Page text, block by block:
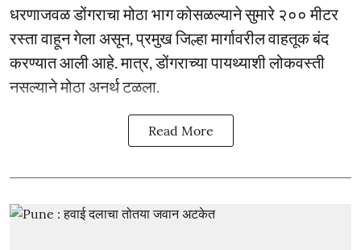
धरणाजवळ डोंगराचा मोठा भाग कोसळल्याने सुमारे २०० मीटर
रस्ता वाहून गेला असून, प्रमुख जिल्हा मार्गावरील वाहतूक बंद
करण्यात आली आहे. मात्र, डोंगराच्या पायथ्याशी लोकवस्ती
नसल्याने मोठा अनर्थ टळला.
Read More